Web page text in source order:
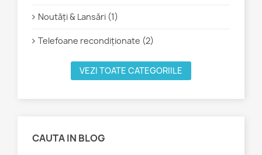
Noutăți & Lansări (1)
Telefoane recondiționate (2)
VEZI TOATE CATEGORIILE
CAUTA IN BLOG